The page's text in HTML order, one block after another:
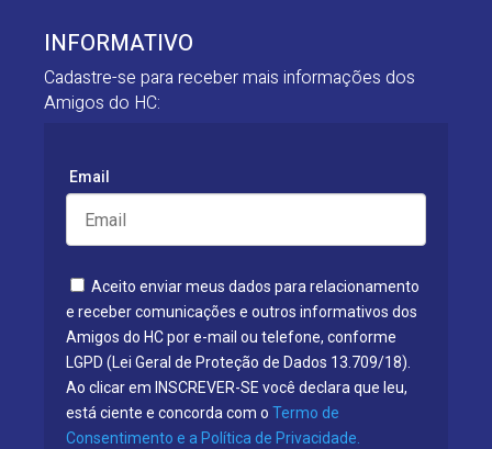
INFORMATIVO
Cadastre-se para receber mais informações dos
Amigos do HC:
Email
Aceito enviar meus dados para relacionamento
e receber comunicações e outros informativos dos
Amigos do HC por e-mail ou telefone, conforme
LGPD (Lei Geral de Proteção de Dados 13.709/18).
Ao clicar em INSCREVER-SE você declara que leu,
está ciente e concorda com o Termo de
Consentimento e a Política de Privacidade.